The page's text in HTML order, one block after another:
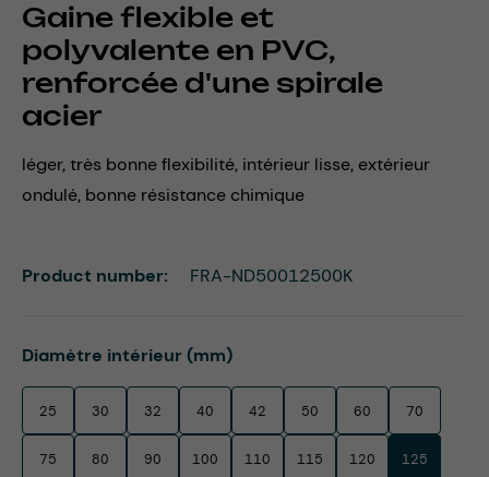
Gaine flexible et
polyvalente en PVC,
renforcée d'une spirale
acier
léger, très bonne flexibilité, intérieur lisse, extérieur
ondulé, bonne résistance chimique
Select
Diamètre intérieur (mm)
25 30 32 40 42 50 60 70
75 80 90 100 110 115 120 125
Product number: FRA-ND50012500K